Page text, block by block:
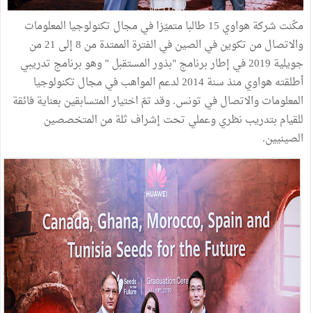
مكّنت شركة هواوي 15 طالبا متميّزا في مجال تكنولوجيا المعلومات
والاتصال من تكوين في الصين في الفترة الممتدة من 8 إلى 21 من
جويلية 2019 في إطار برنامج "بذور المستقبل " وهو برنامج تدريبي
أطلقته هواوي منذ سنة 2014 لدعم المواهب في مجال تكنولوجيا
المعلومات والاتصال في تونس. وقد تمّ اختيار المتسابقين بعناية فائقة
للقيام بتدريب نظري وعملي تحت إشراف ثلة من المتخصصين
الصينيين.